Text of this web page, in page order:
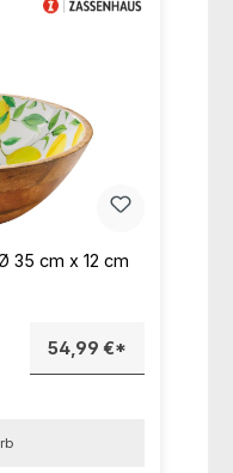
35 cm x 12 cm
54,99 €*